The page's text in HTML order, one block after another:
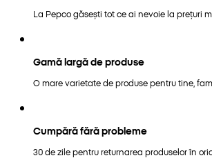
La Pepco găsești tot ce ai nevoie la prețuri
Gamă largă de produse
O mare varietate de produse pentru tine,
Cumpără fără probleme
30 de zile pentru returnarea produselor în